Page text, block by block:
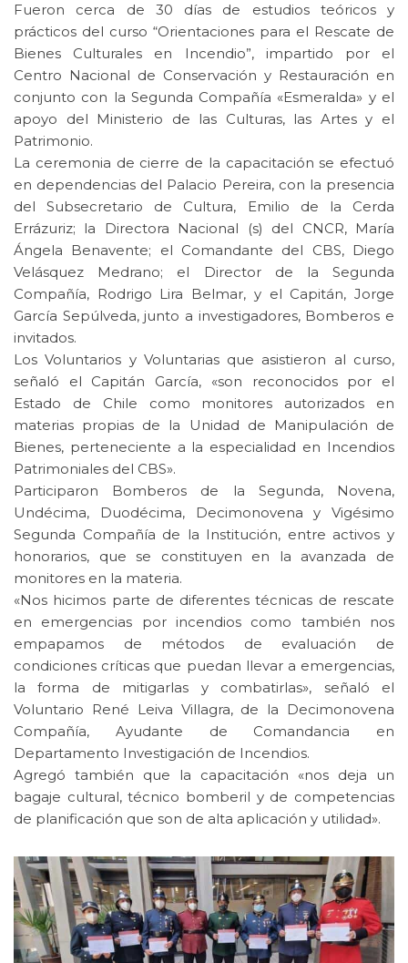
Fueron cerca de 30 días de estudios teóricos y
prácticos del curso “Orientaciones para el Rescate de
Bienes Culturales en Incendio”, impartido por el
Centro Nacional de Conservación y Restauración en
conjunto con la Segunda Compañía «Esmeralda» y el
apoyo del Ministerio de las Culturas, las Artes y el
Patrimonio.
La ceremonia de cierre de la capacitación se efectuó
en dependencias del Palacio Pereira, con la presencia
del Subsecretario de Cultura, Emilio de la Cerda
Errázuriz; la Directora Nacional (s) del CNCR, María
Ángela Benavente; el Comandante del CBS, Diego
Velásquez Medrano; el Director de la Segunda
Compañía, Rodrigo Lira Belmar, y el Capitán, Jorge
García Sepúlveda, junto a investigadores, Bomberos e
invitados.
Los Voluntarios y Voluntarias que asistieron al curso,
señaló el Capitán García, «son reconocidos por el
Estado de Chile como monitores autorizados en
materias propias de la Unidad de Manipulación de
Bienes, perteneciente a la especialidad en Incendios
Patrimoniales del CBS».
Participaron Bomberos de la Segunda, Novena,
Undécima, Duodécima, Decimonovena y Vigésimo
Segunda Compañía de la Institución, entre activos y
honorarios, que se constituyen en la avanzada de
monitores en la materia.
«Nos hicimos parte de diferentes técnicas de rescate
en emergencias por incendios como también nos
empapamos de métodos de evaluación de
condiciones críticas que puedan llevar a emergencias,
la forma de mitigarlas y combatirlas», señaló el
Voluntario René Leiva Villagra, de la Decimonovena
Compañía, Ayudante de Comandancia en
Departamento Investigación de Incendios.
Agregó también que la capacitación «nos deja un
bagaje cultural, técnico bomberil y de competencias
de planificación que son de alta aplicación y utilidad».